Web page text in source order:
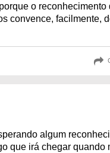
o reconhecimento
convence, facilmente,
algum
que irá chegar quando